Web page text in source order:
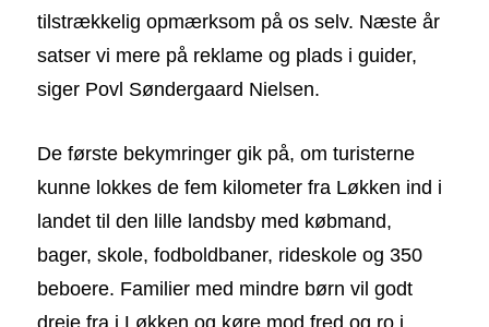
tilstrækkelig opmærksom på os selv. Næste år
satser vi mere på reklame og plads i guider,
siger Povl Søndergaard Nielsen.
De første bekymringer gik på, om turisterne
kunne lokkes de fem kilometer fra Løkken ind i
landet til den lille landsby med købmand,
bager, skole, fodboldbaner, rideskole og 350
beboere. Familier med mindre børn vil godt
dreje fra i Løkken og køre mod fred og ro i